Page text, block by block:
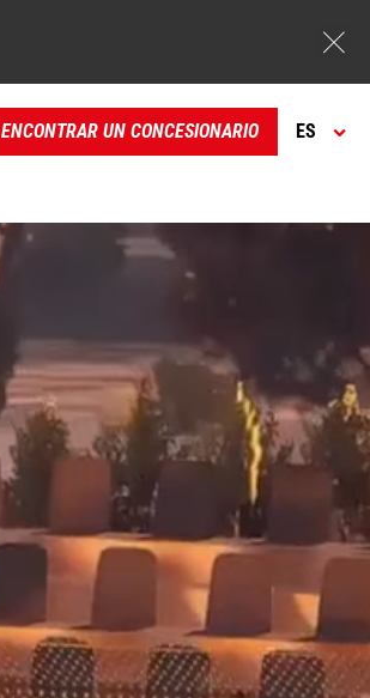
ENCONTRAR UN CONCESIONARIO ES